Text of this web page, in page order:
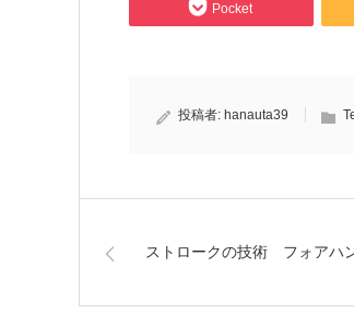
Pocket
投稿者: hanauta39
ストロークの技術 フォアハ